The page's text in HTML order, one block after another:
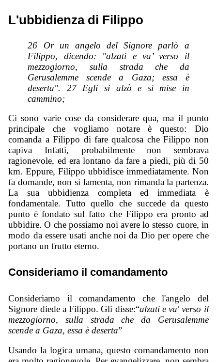
L'ubbidienza di Filippo
26 Or un angelo del Signore parlò a
Filippo, dicendo: "alzati e va’ verso il
mezzogiorno, sulla strada che da
Gerusalemme scende a Gaza; essa è
deserta". 27 Egli si alzò e si mise in
cammino;
Ci sono varie cose da considerare qua, ma il punto
principale che vogliamo notare è questo: Dio
comanda a Filippo di fare qualcosa che Filippo non
capiva Infatti, probabilmente non sembrava
ragionevole, ed era lontano da fare a piedi, più di 50
km. Eppure, Filippo ubbidisce immediatamente. Non
fa domande, non si lamenta, non rimanda la partenza.
La sua ubbidienza completa ed immediata è
fondamentale. Tutto quello che succede da questo
punto è fondato sul fatto che Filippo era pronto ad
ubbidire. O che possiamo noi avere lo stesso cuore, in
modo da essere usati anche noi da Dio per opere che
portano un frutto eterno.
Consideriamo il comandamento
Consideriamo il comandamento che l'angelo del
Signore diede a Filippo. Gli disse:“alzati e va' verso il
mezzogiorno, sulla strada che da Gerusalemme
scende a Gaza, essa è deserta”
Usando la logica umana, questo comandamento non